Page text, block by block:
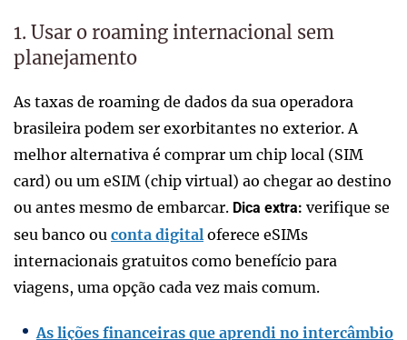
1. Usar o roaming internacional sem
planejamento
As taxas de roaming de dados da sua operadora
brasileira podem ser exorbitantes no exterior. A
melhor alternativa é comprar um chip local (SIM
card) ou um eSIM (chip virtual) ao chegar ao destino
ou antes mesmo de embarcar. Dica extra: verifique se
seu banco ou conta digital oferece eSIMs
internacionais gratuitos como benefício para
viagens, uma opção cada vez mais comum.
As lições financeiras que aprendi no intercâmbio